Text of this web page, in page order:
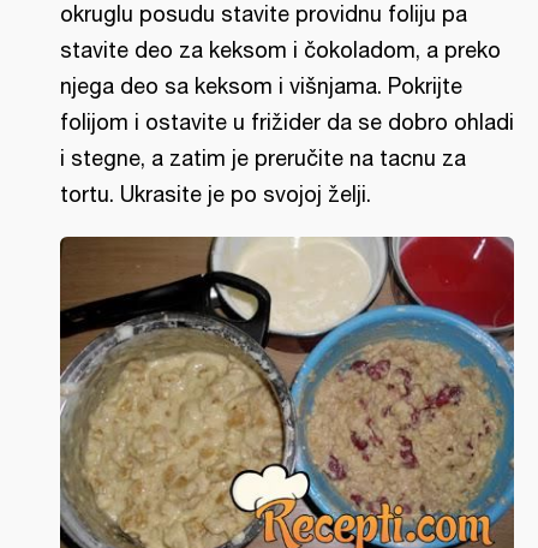
okruglu posudu stavite providnu foliju pa
stavite deo za keksom i čokoladom, a preko
njega deo sa keksom i višnjama. Pokrijte
folijom i ostavite u frižider da se dobro ohladi
i stegne, a zatim je preručite na tacnu za
tortu. Ukrasite je po svojoj želji.